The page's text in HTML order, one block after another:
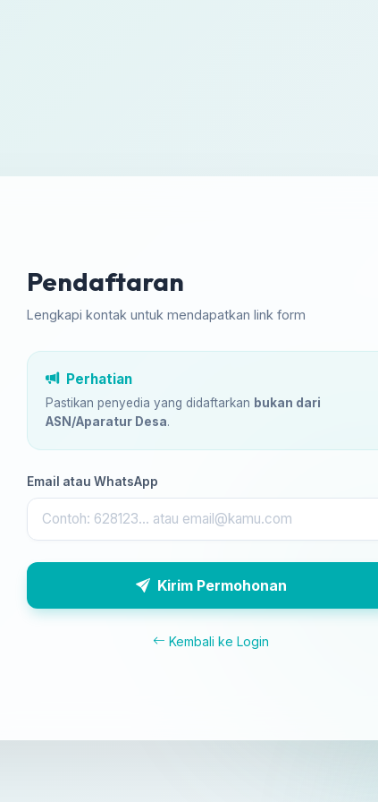
Pendaftaran
Lengkapi kontak untuk mendapatkan link form
Perhatian
Pastikan penyedia yang didaftarkan bukan dari
ASN/Aparatur Desa.
Email atau WhatsApp
Kirim Permohonan
Kembali ke Login